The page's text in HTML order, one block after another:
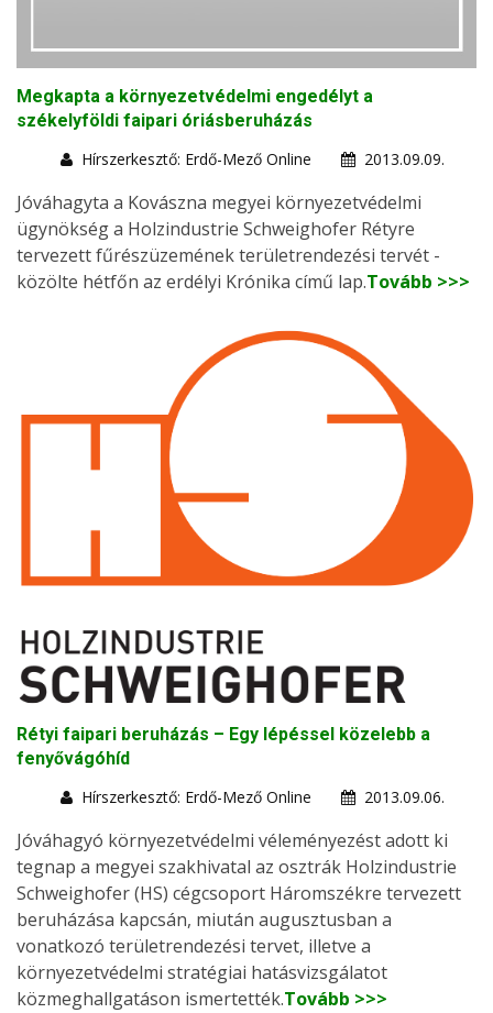
Megkapta a környezetvédelmi engedélyt a
székelyföldi faipari óriásberuházás
Hírszerkesztő: Erdő-Mező Online
2013.09.09.
Jóváhagyta a Kovászna megyei környezetvédelmi
ügynökség a Holzindustrie Schweighofer Rétyre
tervezett fűrészüzemének területrendezési tervét -
közölte hétfőn az erdélyi Krónika című lap.Tovább >>>
Rétyi faipari beruházás – Egy lépéssel közelebb a
fenyővágóhíd
Hírszerkesztő: Erdő-Mező Online
2013.09.06.
Jóváhagyó környezetvédelmi véleményezést adott ki
tegnap a megyei szakhivatal az osztrák Holzindustrie
Schweighofer (HS) cégcsoport Háromszékre tervezett
beruházása kapcsán, miután augusztusban a
vonatkozó területrendezési tervet, illetve a
környezetvédelmi stratégiai hatásvizsgálatot
közmeghallgatáson ismertették.Tovább >>>